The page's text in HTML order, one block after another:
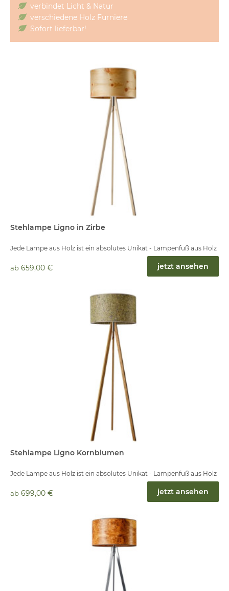
verbindet Licht & Natur
verschiedene Holz Furniere
Sofort lieferbar!
Stehlampe Ligno in Zirbe
Jede Lampe aus Holz ist ein absolutes Unikat - Lampenfuß aus Holz
ab 659,00 € jetzt ansehen
Stehlampe Ligno Kornblumen
Jede Lampe aus Holz ist ein absolutes Unikat - Lampenfuß aus Holz
ab 699,00 € jetzt ansehen